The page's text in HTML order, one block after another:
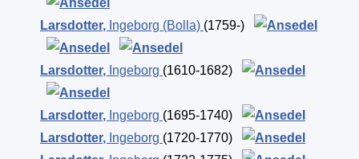
Larsdotter, Ingeborg (Bolla) (1759-)
Larsdotter, Ingeborg (1610-1682)
Larsdotter, Ingeborg (1695-1740)
Larsdotter, Ingeborg (1720-1770)